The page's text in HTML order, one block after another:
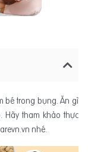
bé trong bụng. Ăn gì
tham khảo thực
nhé.